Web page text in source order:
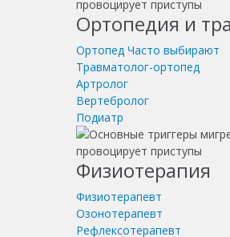
Ортопедия и
Ортопед Часто выбирают
Травматолог-ортопед
Артролог
Вертебролог
Подиатр
Физиотерапия
Физиотерапевт
Озонотерапевт
Рефлексотерапевт